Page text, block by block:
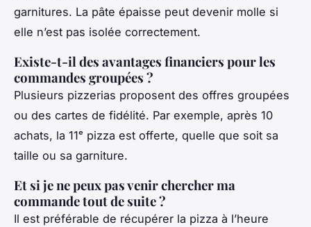
garnitures. La pâte épaisse peut devenir molle si
elle n’est pas isolée correctement.
Existe-t-il des avantages financiers pour les
commandes groupées ?
Plusieurs pizzerias proposent des offres groupées
ou des cartes de fidélité. Par exemple, après 10
achats, la 11ᵉ pizza est offerte, quelle que soit sa
taille ou sa garniture.
Et si je ne peux pas venir chercher ma
commande tout de suite ?
Il est préférable de récupérer la pizza à l’heure